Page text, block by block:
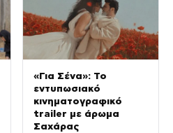
«Για Σένα»: Το
εντυπωσιακό
κινηματογραφικό
trailer με άρωμα
Σαχάρας